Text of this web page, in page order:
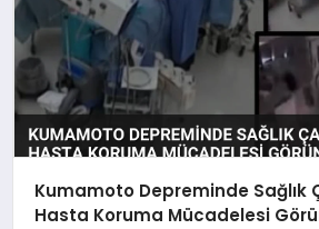
Kumamoto Depreminde Sağlık
Hasta Koruma Mücadelesi